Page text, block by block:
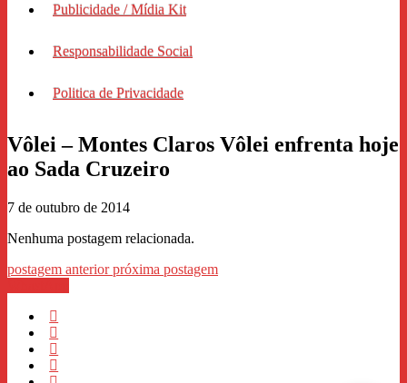
Publicidade / Mídia Kit
Responsabilidade Social
Politica de Privacidade
Vôlei – Montes Claros Vôlei enfrenta hoje
ao Sada Cruzeiro
7 de outubro de 2014
Nenhuma postagem relacionada.
postagem anteriorpróxima postagem